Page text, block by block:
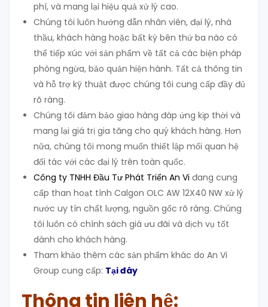
phí, và mang lại hiệu quả xử lý cao.
Chúng tôi luôn hướng dẫn nhân viên, đại lý, nhà
thầu, khách hàng hoặc bất kỳ bên thứ ba nào có
thể tiếp xúc với sản phẩm về tất cả các biện pháp
phòng ngừa, bảo quản hiện hành. Tất cả thông tin
và hỗ trợ kỹ thuật được chúng tôi cung cấp đầy đủ
rõ ràng.
Chúng tôi đảm bảo giao hàng đáp ứng kịp thời và
mang lại giá trị gia tăng cho quý khách hàng. Hơn
nữa, chúng tôi mong muốn thiết lập mối quan hệ
đối tác với các đại lý trên toàn quốc.
Công ty TNHH Đầu Tư Phát Triển An Vi đang cung
cấp than hoạt tính Calgon OLC AW 12X40 NW xử lý
nước uy tín chất lượng, nguồn gốc rõ ràng. Chúng
tôi luôn có chính sách giá ưu đãi và dịch vụ tốt
dành cho khách hàng.
Tham khảo thêm các sản phẩm khác do An Vi
Group cung cấp: Tại đây
Thông tin liên hệ: